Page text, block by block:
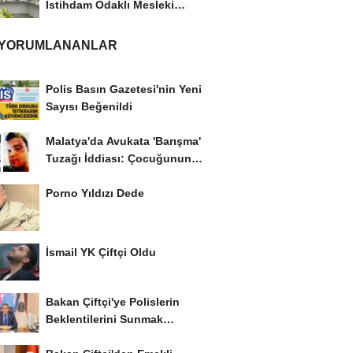
İstihdam Odaklı Mesleki
Polis Basın Gazetesi'nin Yeni
Sayısı Beğenildi
Malatya'da Avukata 'Barışma'
Tuzağı İddiası: Çocuğunun
Porno Yıldızı Dede
İsmail YK Çiftçi Oldu
Bakan Çiftçi'ye Polislerin
Beklentilerini Sunmak